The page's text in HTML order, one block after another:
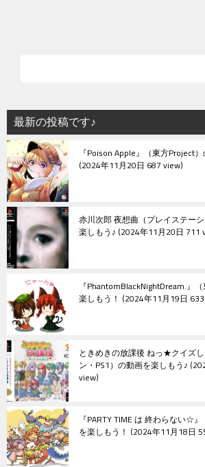
最新の投稿です♪
『Poison Apple』（東方Project
2024年11月20日 687 view
赤川次郎 夜想曲（プレイステー
楽しもう♪ 2024年11月20日 711
『PhantomBlackNightDream.』
楽しもう！ 2024年11月19日
ときめきの放課後 ねっ★クイズ
ン・PS1）の動画を楽しもう♪
view
『PARTY TIME は 終わらない☆
を楽しもう！ 2024年11月18日